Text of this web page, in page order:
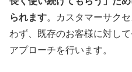
られます。カスタマーサク
わず、既存のお客様に対し
アプローチを行います。